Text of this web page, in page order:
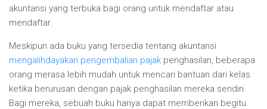
akuntansi yang terbuka bagi orang untuk mendaftar atau
mendaftar.
Meskipun ada buku yang tersedia tentang akuntansi
mengalihdayakan pengembalian pajak penghasilan, beberapa
orang merasa lebih mudah untuk mencari bantuan dari kelas
ketika berurusan dengan pajak penghasilan mereka sendiri.
Bagi mereka, sebuah buku hanya dapat memberikan begitu